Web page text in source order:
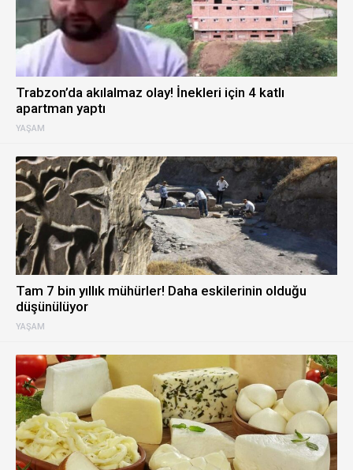
YAŞAM
Trabzon’da akılalmaz olay! İnekleri için 4 katlı
apartman yaptı
YAŞAM
Tam 7 bin yıllık mühürler! Daha eskilerinin olduğu
düşünülüyor